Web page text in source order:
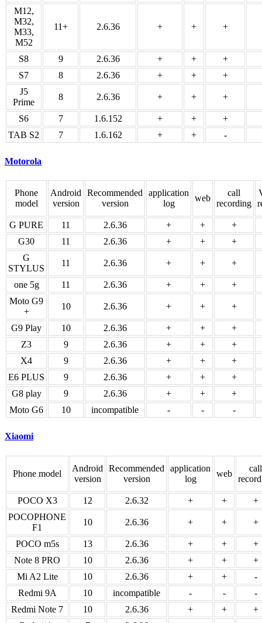
M12,
M32,
M33,
M52
11+ 2.6.36 + + +
S8 9 2.6.36 + +
+
S7
8 2.6.36 + +
+
J5
Prime
8 2.6.36 + + +
S6 7 1.6.152 + +
+
TAB S2
7 1.6.162 + + -
Motorola
Phone
model
Android
version
Recommended
version
application
log
web
call
recording
G PURE 11 2.6.36 + +
+
G30
11 2.6.36 + +
+
G
STYLUS
11 2.6.36 + + +
one 5g 11 2.6.36 + +
+
Moto G9
+
10 2.6.36 + + +
G9 Play 10 2.6.36 + +
+
Z3
9 2.6.36 + +
+
X4
9 2.6.36 + +
+
E6 PLUS
9 2.6.36 + +
+
G8 play
9 2.6.36 + +
+
Moto G6
10 incompatible - - -
Xiaomi
Phone model
Android
version
Recommended
version
application
log
web
call
POCO X3 12 2.6.32 + +
+
POCOPHONE
F1
10 2.6.36 + + +
POCO m5s 13 2.6.36 + +
+
Note 8 PRO
10 2.6.36 + +
+
Mi A2 Lite
10 2.6.36 + +
-
Redmi 9A
10 incompatible - -
-
Redmi Note 7
10 2.6.36 + +
+